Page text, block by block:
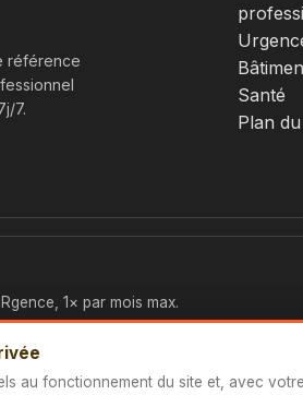
au fonctionnement du site et, avec
référence
7.
Santé
Plan
1× par mois max.